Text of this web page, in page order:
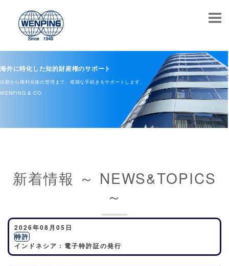
海外に特化した知的財産権のサポート
出願から権利化後の管理まで、複雑な手続きをサポートします。
WENPING & CO.
新着情報 ～ NEWS&TOPICS
～
2026年08月05日
特許
インドネシア：電子特許証の発行